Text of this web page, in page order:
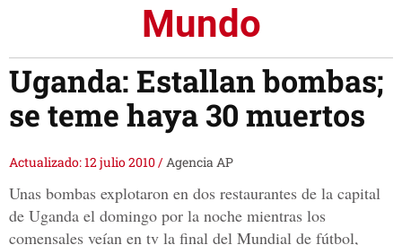
Mundo
Uganda: Estallan bombas;
se teme haya 30 muertos
Actualizado: 12 julio 2010/Agencia AP
Unas bombas explotaron en dos restaurantes de la capital
de Uganda el domingo por la noche mientras los
comensales veían en tv la final del Mundial de fútbol,